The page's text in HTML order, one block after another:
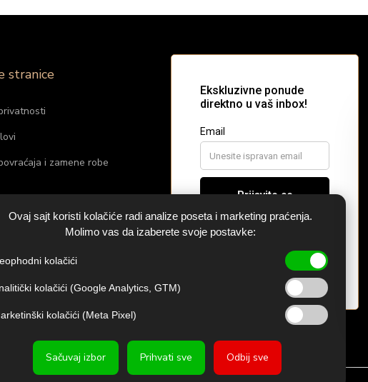
stranice
i zamene robe
nas
pošiljke
Ovaj sajt koristi kolačiće radi analize poseta i marketing praćenja.
Molimo vas da izaberete svoje postavke:
kolačići
kolačići (Google Analytics, GTM)
kolačići (Meta Pixel)
Sačuvaj izbor Prihvati sve Odbij sve